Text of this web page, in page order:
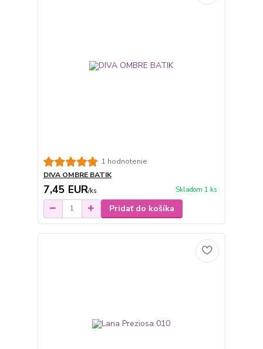
1 hodnotenie
DIVA OMBRE BATIK
7,45 EUR/ks Skladom 1 ks
Pridať do košíka